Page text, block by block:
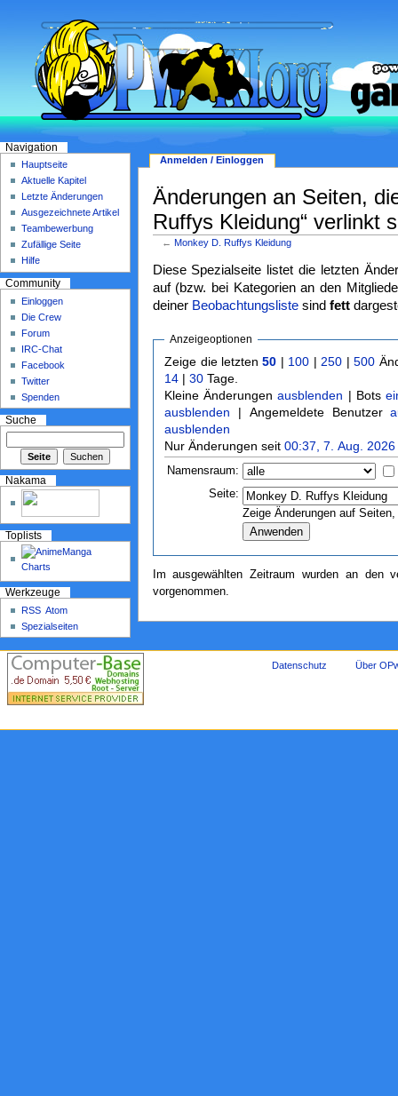
Änderungen an Seiten,
Ruffys Kleidung“ verlinkt
← Monkey D. Ruffys Kleidung
Diese Spezialseite listet die letzten
auf (bzw. bei Kategorien an den
deiner Beobachtungslistesind fett
Anzeigeoptionen
Zeige die letzten50 | 100 | 250 |500
14 |30 Tage.
Kleine Änderungenausblenden | Bots
ausblenden | Angemeldete Benutzer
ausblenden
Nur Änderungen seit00:37, 7. Aug. 2026
Namensraum:
Seite:
Zeige Änderungen auf
Im ausgewählten Zeitraum wurden an den
vorgenommen.
Anmelden / Einloggen
Navigation
Hauptseite
Aktuelle Kapitel
Letzte Änderungen
Ausgezeichnete Artikel
Teambewerbung
Zufällige Seite
Hilfe
Community
Einloggen
Die Crew
Forum
IRC-Chat
Facebook
Twitter
Spenden
Suche
Nakama
Toplists
Werkzeuge
RSS Atom
Spezialseiten
Datenschutz Über